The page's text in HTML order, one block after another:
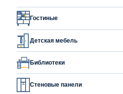
Гостиные
Детская мебель
Библиотеки
Стеновые панели